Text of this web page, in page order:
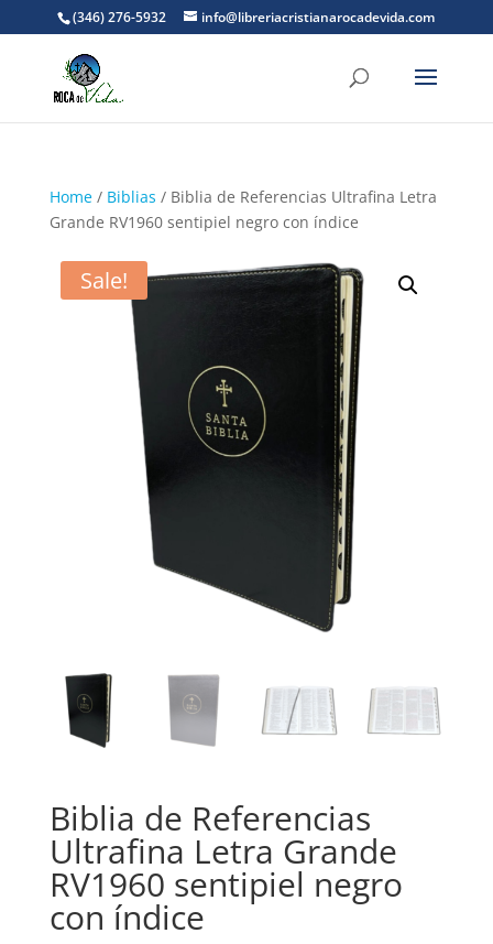
(346) 276-5932 info@libreriacristianarocadevida.com
Home/ Biblias / Biblia de Referencias Ultrafina Letra
Grande RV1960 sentipiel negro con índice
Sale!
Biblia de Referencias
Ultrafina Letra Grande
RV1960 sentipiel negro
con índice